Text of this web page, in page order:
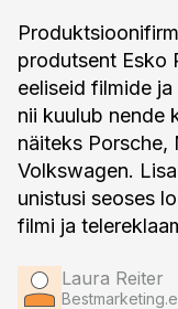
produtsent Esko
eeliseid filmide
nii kuulub nende
näiteks Porsche,
Volkswagen.
unistusi seoses
filmi ja
Laura Reiter